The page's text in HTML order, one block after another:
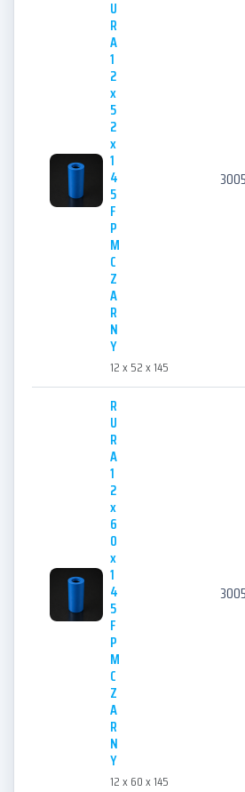
U
R
A
1
2
x
5
2
x
1
4
5
F
P
M
C
Z
A
R
N
Y
12 x 52 x 145
R
U
R
A
1
2
x
6
0
x
1
4
5
F
P
M
C
Z
A
R
N
Y
12 x 60 x 145